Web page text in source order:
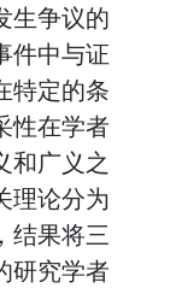
生争议的
件中与证
特定的条
性在学者
和广义之
理论分为
结果将三
研究学者